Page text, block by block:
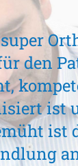
den
ist
ist